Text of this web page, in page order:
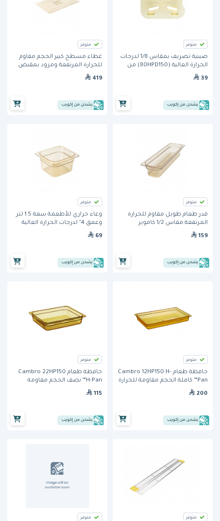
متوفر
صينية تصريف بمقاس 1/8 لدرجات
الحرارة العالية (80HPD150) من
كامبرو- اللون الكهرماني
39
يشحن من إكويب
متوفر
غطاء مسطح كبير الحجم مقاوم
للحرارة المرتفعة ومزود بمقبض
419
يشحن من إكويب
متوفر
قدر طعام طويل مقاوم للحرارة
المرتفعة مقاس 1/2 كاموير
159
يشحن من إكويب
متوفر
وعاء حراري للأطعمة سعة 1.5 لتر
وعمق 4" لدرجات الحرارة العالية
باللون الكهرماني من كامبرو
69
يشحن من إكويب
متوفر
حافظة طعام Cambro 12HP150 H-
Pan™ كاملة الحجم مقاومة للحرارة
– سعة 8.4 لتر، عمق 65 مم
200
يشحن من إكويب
متوفر
حافظة طعام Cambro 22HP150
H-Pan™ نصف الحجم مقاومة
للحرارة – سعة 3.9 لتر، عمق 65 مم
115
يشحن من إكويب
متوفر متوفر